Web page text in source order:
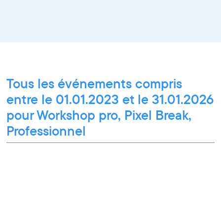
Tous les événements compris
entre le 01.01.2023 et le 31.01.2026
pour Workshop pro, Pixel Break,
Professionnel